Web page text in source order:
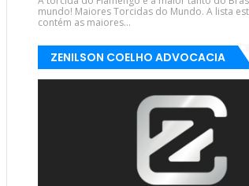
mundo! Maiores Torcidas do Mundo. A lista
contém as maiores...
ZENILSON COELHO ADVOCACIA